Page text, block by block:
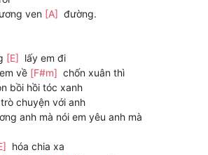
ven [A] đường.
[E] lấy em đi
về [F#m] chốn xuân thì
bồi hồi tóc xanh
chuyện với anh
anh mà nói em yêu anh mà
hóa chia xa